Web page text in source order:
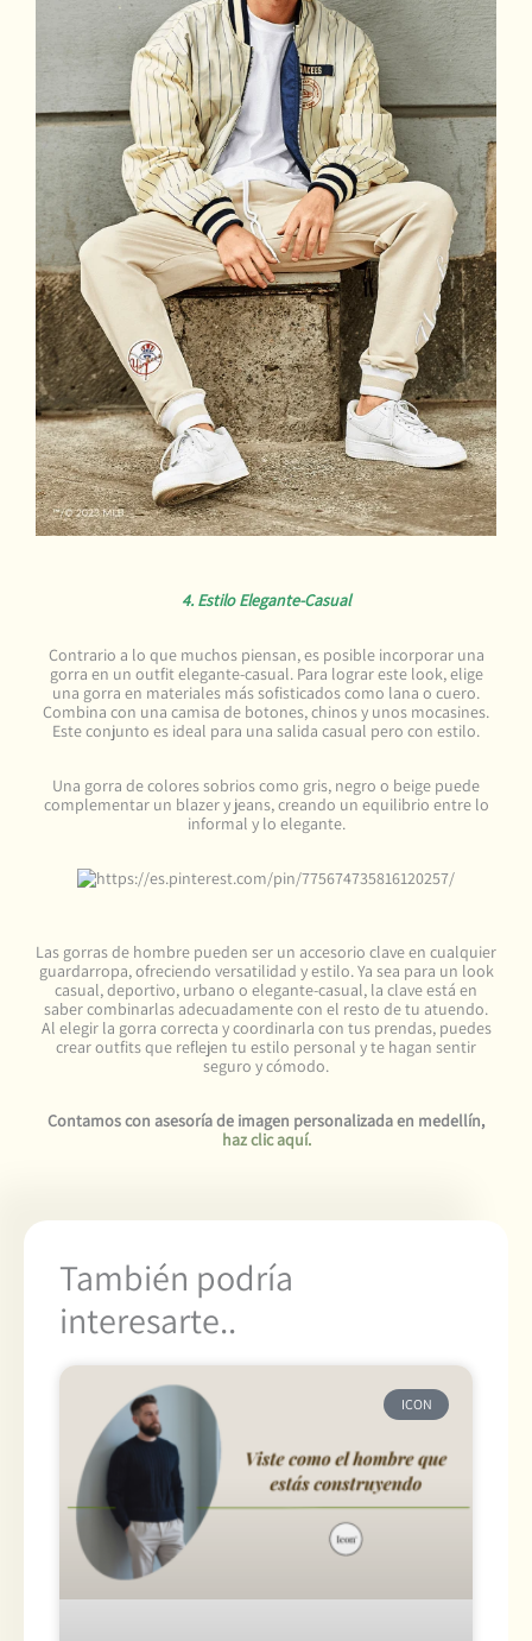
4. Estilo Elegante-Casual
Contrario a lo que muchos piensan, es posible incorporar una
gorra en un outfit elegante-casual. Para lograr este look, elige
una gorra en materiales más sofisticados como lana o cuero.
Combina con una camisa de botones, chinos y unos mocasines.
Este conjunto es ideal para una salida casual pero con estilo.
Una gorra de colores sobrios como gris, negro o beige puede
complementar un blazer y jeans, creando un equilibrio entre lo
informal y lo elegante.
Las gorras de hombre pueden ser un accesorio clave en cualquier
guardarropa, ofreciendo versatilidad y estilo. Ya sea para un look
casual, deportivo, urbano o elegante-casual, la clave está en
saber combinarlas adecuadamente con el resto de tu atuendo.
Al elegir la gorra correcta y coordinarla con tus prendas, puedes
crear outfits que reflejen tu estilo personal y te hagan sentir
seguro y cómodo.
Contamos con asesoríade imagen personalizada en medellín,
haz clic aquí.
También podría
interesarte..
ICON